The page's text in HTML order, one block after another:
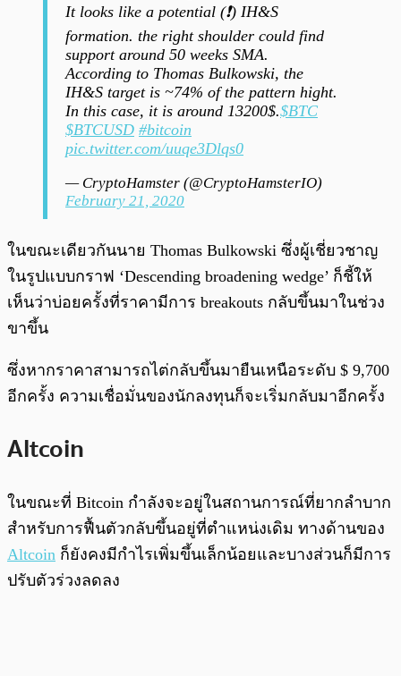
It looks like a potential (❗️) IH&S
formation. the right shoulder could find
support around 50 weeks SMA.
According to Thomas Bulkowski, the
IH&S target is ~74% of the pattern hight.
In this case, it is around 13200$.$BTC
$BTCUSD #bitcoin
pic.twitter.com/uuqe3Dlqs0
— CryptoHamster (@CryptoHamsterIO)
February 21, 2020
ในขณะเดียวกันนาย Thomas Bulkowski ซึ่งผู้เชี่ยวชาญ
ในรูปแบบกราฟ ‘Descending broadening wedge’ ก็ชี้ให้
เห็นว่าบ่อยครั้งที่ราคามีการ breakouts กลับขึ้นมาในช่วง
ขาขึ้น
ซึ่งหากราคาสามารถไต่กลับขึ้นมายืนเหนือระดับ $ 9,700
อีกครั้ง ความเชื่อมั่นของนักลงทุนก็จะเริ่มกลับมาอีกครั้ง
Altcoin
ในขณะที่ Bitcoin กำลังจะอยู่ในสถานการณ์ที่ยากลำบาก
สำหรับการฟื้นตัวกลับขึ้นอยู่ที่ตำแหน่งเดิม ทางด้านของ
Altcoin ก็ยังคงมีกำไรเพิ่มขึ้นเล็กน้อยและบางส่วนก็มีการ
ปรับตัวร่วงลดลง